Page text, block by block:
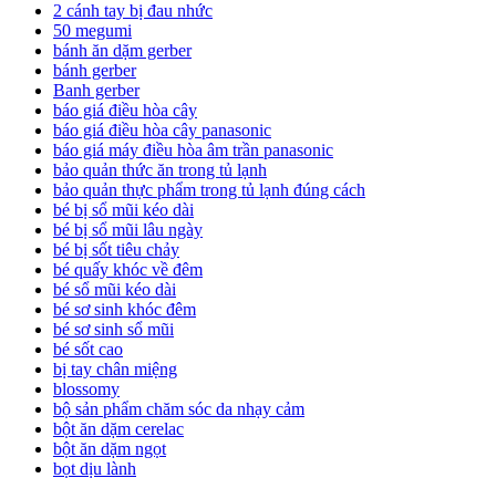
2 cánh tay bị đau nhức
50 megumi
bánh ăn dặm gerber
bánh gerber
Banh gerber
báo giá điều hòa cây
báo giá điều hòa cây panasonic
báo giá máy điều hòa âm trần panasonic
bảo quản thức ăn trong tủ lạnh
bảo quản thực phẩm trong tủ lạnh đúng cách
bé bị sổ mũi kéo dài
bé bị sổ mũi lâu ngày
bé bị sốt tiêu chảy
bé quấy khóc về đêm
bé sổ mũi kéo dài
bé sơ sinh khóc đêm
bé sơ sinh sổ mũi
bé sốt cao
bị tay chân miệng
blossomy
bộ sản phẩm chăm sóc da nhạy cảm
bột ăn dặm cerelac
bột ăn dặm ngọt
bọt dịu lành